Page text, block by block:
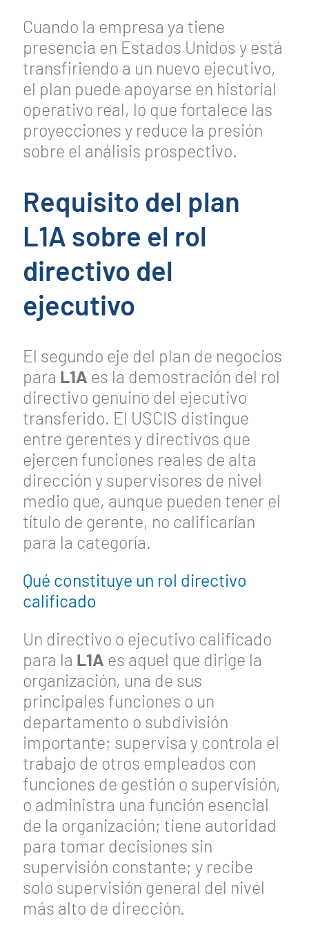
Cuando la empresa ya tiene
presencia en Estados Unidos y está
transfiriendo a un nuevo ejecutivo,
el plan puede apoyarse en historial
operativo real, lo que fortalece las
proyecciones y reduce la presión
sobre el análisis prospectivo.
Requisito del plan
L1A sobre el rol
directivo del
ejecutivo
El segundo eje del plan de negocios
para L1A es la demostración del rol
directivo genuino del ejecutivo
transferido. El USCIS distingue
entre gerentes y directivos que
ejercen funciones reales de alta
dirección y supervisores de nivel
medio que, aunque pueden tener el
título de gerente, no calificarían
para la categoría.
Qué constituye un rol directivo
calificado
Un directivo o ejecutivo calificado
para la L1A es aquel que dirige la
organización, una de sus
principales funciones o un
departamento o subdivisión
importante; supervisa y controla el
trabajo de otros empleados con
funciones de gestión o supervisión,
o administra una función esencial
de la organización; tiene autoridad
para tomar decisiones sin
supervisión constante; y recibe
solo supervisión general del nivel
más alto de dirección.